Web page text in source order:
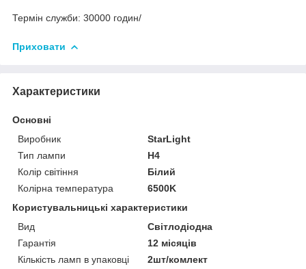
Термін служби: 30000 годин/
Приховати
Характеристики
Основні
Виробник
StarLight
Тип лампи
H4
Колір світіння
Білий
Колірна температура
6500K
Користувальницькі характеристики
Вид
Світлодіодна
Гарантія
12 місяців
Кількість ламп в упаковці
2шт/комлект